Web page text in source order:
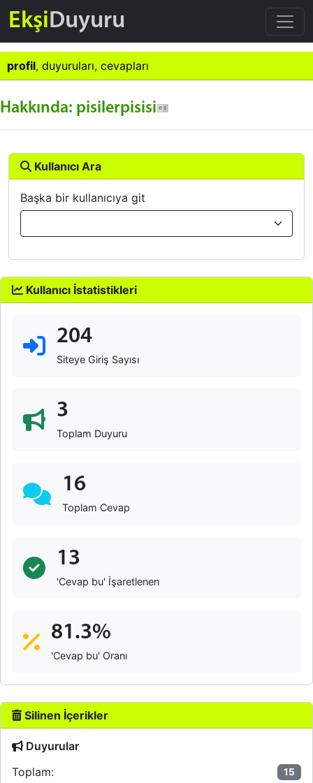
EkşiDuyuru
profil, duyuruları, cevapları
Hakkında: pisilerpisisi
Kullanıcı Ara
Başka bir kullanıcıya git
Kullanıcı İstatistikleri
204
Siteye Giriş Sayısı
3
Toplam Duyuru
16
Toplam Cevap
13
'Cevap bu' İşaretlenen
81.3%
'Cevap bu' Oranı
Silinen İçerikler
Duyurular
Toplam:
15